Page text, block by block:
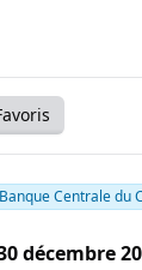
Banque Centrale du
décembre